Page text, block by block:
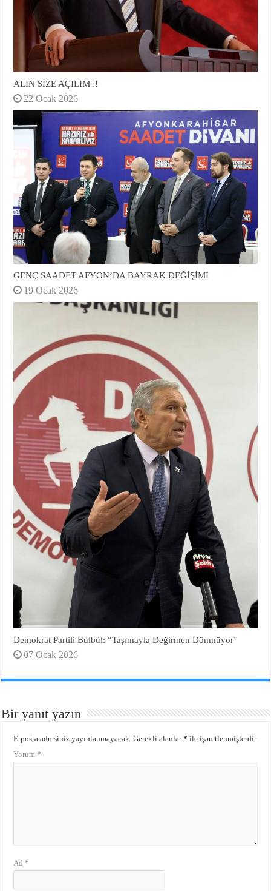
ALIN SİZE AÇILIM..!
22 Ocak 2026
GENÇ SAADET AFYON’DA BAYRAK DEĞİŞİMİ
19 Ocak 2026
Demokrat Partili Bülbül: “Taşımayla Değirmen Dönmüyor”
07 Ocak 2026
Bir yanıt yazın
E-posta adresiniz yayınlanmayacak. Gerekli alanlar* ile işaretlenmişlerdir
Yorum*
Ad*